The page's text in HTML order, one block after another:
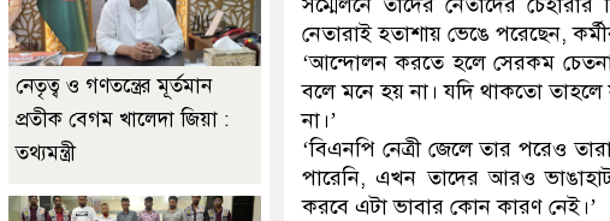
নেতারাই হতাশায় ভেঙে পরেছেন,
‘আন্দোলন করতে হলে সেরকম চেতনা
বলে মনে হয় না। যদি থাকতো
না।’
‘বিএনপি নেত্রী জেলে তার পরেও
পারেনি, এখন তাদের আরও
করবে এটা ভাবার কোন কারণ নেই।’
নেতৃত্ব ও গণতন্ত্রের মূর্তমান
প্রতীক বেগম খালেদা জিয়া :
তথ্যমন্ত্রী